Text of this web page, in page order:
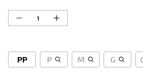
PP P M G